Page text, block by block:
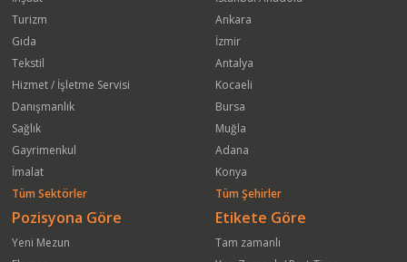
Turizm
Gıda
Tekstil
Hizmet / İşletme Servisi
Danışmanlık
Sağlık
Gayrimenkul
İmalat
Tüm Sektörler
Ankara
İzmir
Antalya
Kocaeli
Bursa
Muğla
Adana
Konya
Tüm Şehirler
Pozisyona Göre
Yeni Mezun
Etikete Göre
Tam zamanlı